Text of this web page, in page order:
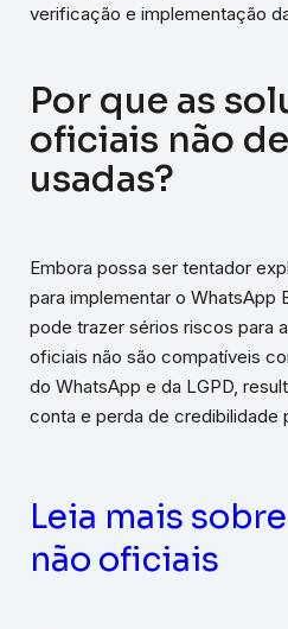
verificação e implementação
Por que as
oficiais não
usadas?
Embora possa ser tentador
para implementar o WhatsApp
pode trazer sérios riscos para
oficiais não são compatíveis
do WhatsApp e da LGPD,
conta e perda de credibilidade
Leia mais
não oficiais